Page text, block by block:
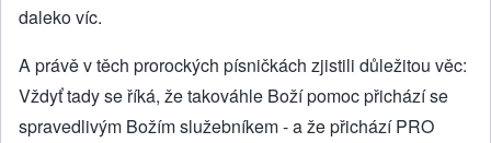
daleko víc.
A právě v těch prorockých písničkách zjistili důležitou věc:
Vždyť tady se říká, že takováhle Boží pomoc přichází se
spravedlivým Božím služebníkem - a že přichází PRO